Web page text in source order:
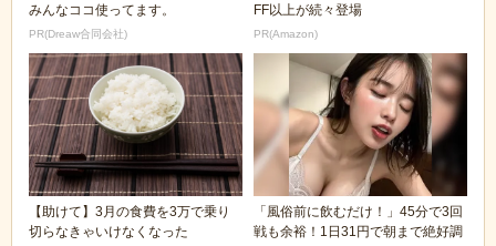
みんなココ使ってます。
PR(Dreaw合同会社)
FF以上が続々登場
PR(Amazon)
【助けて】3月の食費を3万で乗り
切らなきゃいけなくなった
「風俗前に飲むだけ！」45分で3回
戦も余裕！1日31円で朝まで絶好調